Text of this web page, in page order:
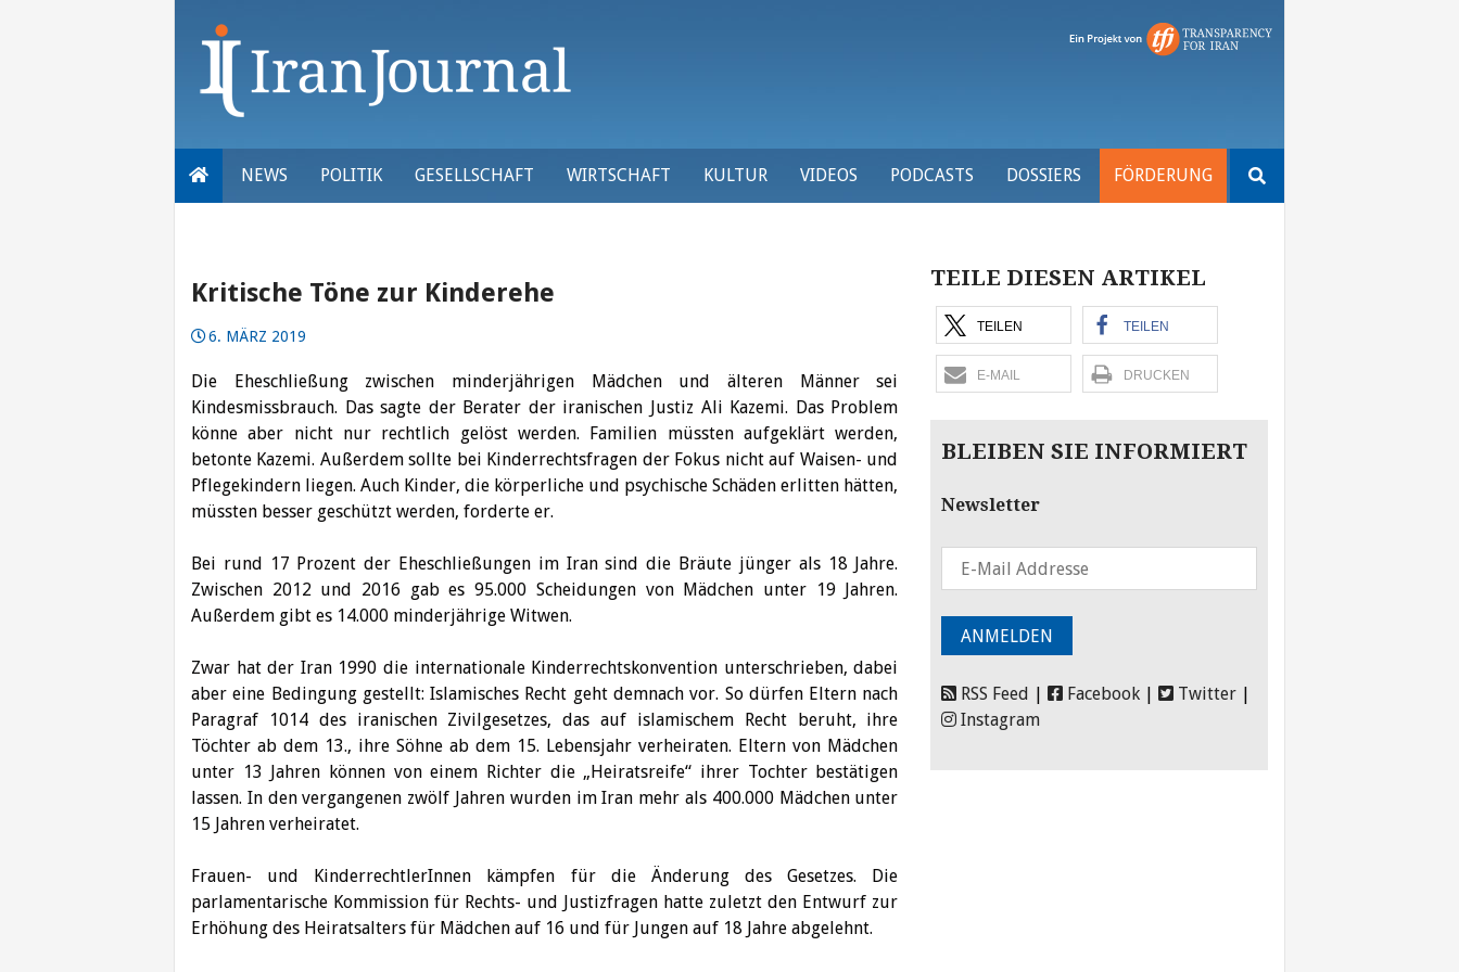
NEWS POLITIK GESELLSCHAFT WIRTSCHAFT KULTUR VIDEOS PODCASTS DOSSIERS FÖRDERUNG
nach:
Kritische Töne zur Kinderehe
6. MÄRZ 2019
Die Eheschließung zwischen minderjährigen Mädchen und älteren Männer sei
Kindesmissbrauch. Das sagte der Berater der iranischen Justiz Ali Kazemi. Das Problem
könne aber nicht nur rechtlich gelöst werden. Familien müssten aufgeklärt werden,
betonte Kazemi. Außerdem sollte bei Kinderrechtsfragen der Fokus nicht auf Waisen- und
Pflegekindern liegen. Auch Kinder, die körperliche und psychische Schäden erlitten hätten,
müssten besser geschützt werden, forderte er.
Bei rund 17 Prozent der Eheschließungen im Iran sind die Bräute jünger als 18 Jahre.
Zwischen 2012 und 2016 gab es 95.000 Scheidungen von Mädchen unter 19 Jahren.
Außerdem gibt es 14.000 minderjährige Witwen.
Zwar hat der Iran 1990 die internationale Kinderrechtskonvention unterschrieben, dabei
aber eine Bedingung gestellt: Islamisches Recht geht demnach vor. So dürfen Eltern nach
Paragraf 1014 des iranischen Zivilgesetzes, das auf islamischem Recht beruht, ihre
Töchter ab dem 13., ihre Söhne ab dem 15. Lebensjahr verheiraten. Eltern von Mädchen
unter 13 Jahren können von einem Richter die „Heiratsreife“ ihrer Tochter bestätigen
lassen. In den vergangenen zwölf Jahren wurden im Iran mehr als 400.000 Mädchen unter
15 Jahren verheiratet.
Frauen- und KinderrechtlerInnen kämpfen für die Änderung des Gesetzes. Die
parlamentarische Kommission für Rechts- und Justizfragen hatte zuletzt den Entwurf zur
Erhöhung des Heiratsalters für Mädchen auf 16 und für Jungen auf 18 Jahre abgelehnt.
TEILE DIESEN ARTIKEL
TEILEN TEILEN
E-MAIL DRUCKEN
BLEIBEN SIE INFORMIERT
Newsletter
RSS Feed Facebook Twitter
Instagram